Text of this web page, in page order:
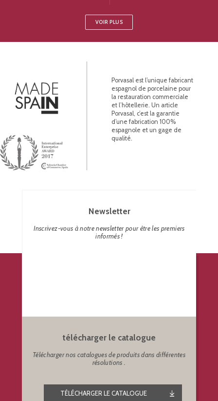
VOIR PLUS
Porvasal est l’unique fabricant
espagnol de porcelaine pour
la restauration commerciale
et l’hôtellerie. Un article
Porvasal, c’est la garantie
d’une fabrication 100%
espagnole et un gage de
qualité.
Newsletter
Inscrivez-vous à notre newsletter pour être les premiers
informés !
télécharger le catalogue
Télécharger nos catalogues de produits dans différentes
résolutions .
TÉLÉCHARGER LE CATALOGUE